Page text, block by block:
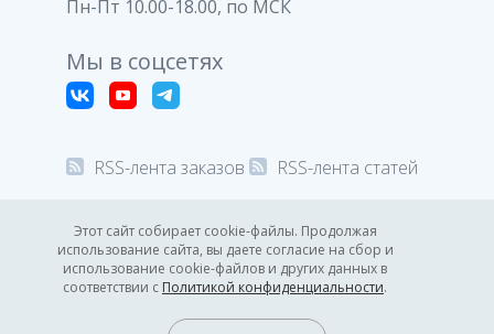
Этот сайт собирает cookie-файлы. Продолжая
использование сайта, вы даете согласие на сбор и
использование cookie-файлов и других данных в
соответствии с Политикой конфиденциальности.
Пн-Пт 10.00-18.00, по МСК
Мы в соцсетях
RSS-лента заказов RSS-лента статей
© 2008-2026 Все права защищены.
Политика конфиденциальности
GMT +3 7.08.2026